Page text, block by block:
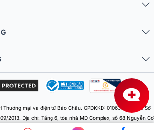
mại và điện tử Bảo Châu. GPDKKD: 0106303879 do Sở